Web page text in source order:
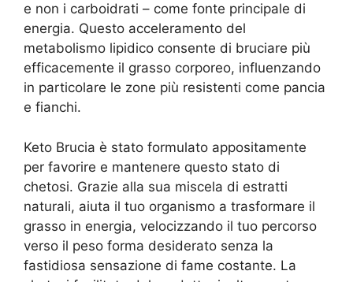
e non i carboidrati – come fonte principale di
energia. Questo acceleramento del
metabolismo lipidico consente di bruciare più
efficacemente il grasso corporeo, influenzando
in particolare le zone più resistenti come pancia
e fianchi.
Keto Brucia è stato formulato appositamente
per favorire e mantenere questo stato di
chetosi. Grazie alla sua miscela di estratti
naturali, aiuta il tuo organismo a trasformare il
grasso in energia, velocizzando il tuo percorso
verso il peso forma desiderato senza la
fastidiosa sensazione di fame costante. La